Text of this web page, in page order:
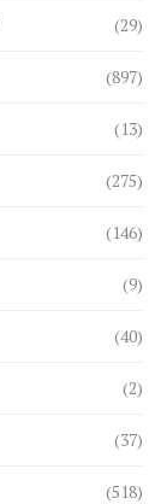
(29)
(897)
(13)
(275)
(146)
(9)
(40)
(2)
(37)
(518)